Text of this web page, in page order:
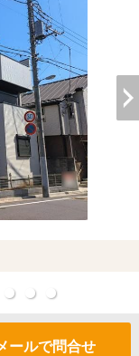
ールで問合せ